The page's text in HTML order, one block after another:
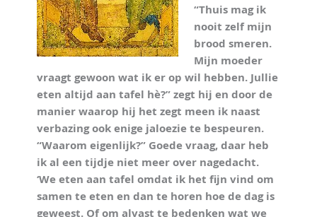
“Thuis mag ik
nooit zelf mijn
brood smeren.
Mijn moeder
vraagt gewoon wat ik er op wil hebben. Jullie
eten altijd aan tafel hè?” zegt hij en door de
manier waarop hij het zegt meen ik naast
verbazing ook enige jaloezie te bespeuren.
“Waarom eigenlijk?” Goede vraag, daar heb
ik al een tijdje niet meer over nagedacht.
‘We eten aan tafel omdat ik het fijn vind om
samen te eten en dan te horen hoe de dag is
geweest. Of om alvast te bedenken wat we